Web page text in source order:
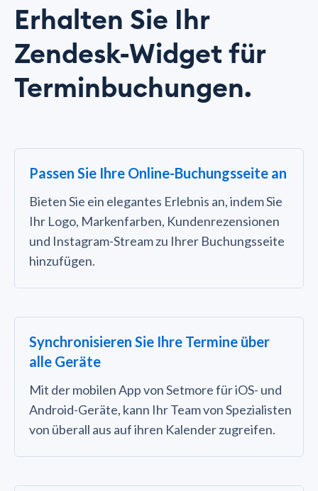
Erhalten Sie Ihr
Zendesk-Widget für
Terminbuchungen.
Passen Sie Ihre Online-Buchungsseite an
Bieten Sie ein elegantes Erlebnis an, indem Sie
Ihr Logo, Markenfarben, Kundenrezensionen
und Instagram-Stream zu Ihrer Buchungsseite
hinzufügen.
Synchronisieren Sie Ihre Termine über
alle Geräte
Mit der mobilen App von Setmore für iOS- und
Android-Geräte, kann Ihr Team von Spezialisten
von überall aus auf ihren Kalender zugreifen.